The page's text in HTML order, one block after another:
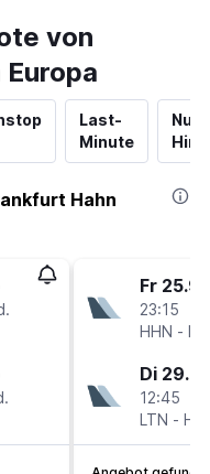
von
Last-
Minute
Nur
Hahn
Fr 25.9.
23:15
HHN -
Di 29.9.
12:45
LTN -